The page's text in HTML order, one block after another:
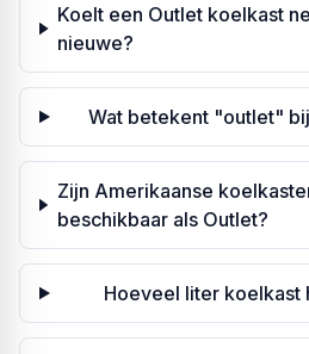
Koelt een Outlet koelkast
nieuwe?
Wat betekent "outlet"
Zijn Amerikaanse
beschikbaar als Outlet?
Hoeveel liter koelkast